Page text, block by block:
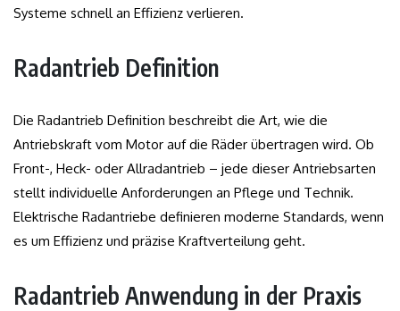
Systeme schnell an Effizienz verlieren.
Radantrieb Definition
Die Radantrieb Definition beschreibt die Art, wie die
Antriebskraft vom Motor auf die Räder übertragen wird. Ob
Front-, Heck- oder Allradantrieb – jede dieser Antriebsarten
stellt individuelle Anforderungen an Pflege und Technik.
Elektrische Radantriebe definieren moderne Standards, wenn
es um Effizienz und präzise Kraftverteilung geht.
Radantrieb Anwendung in der Praxis